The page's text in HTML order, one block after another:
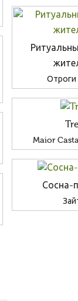
Maior
Сосна-